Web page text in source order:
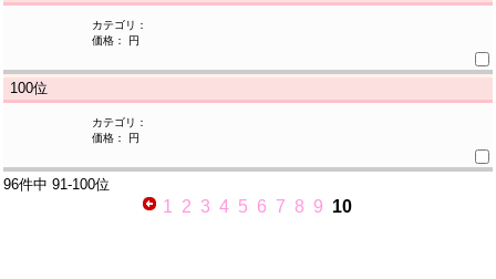
カテゴリ：
価格： 円
100位
カテゴリ：
価格： 円
96件中 91-100位
1 2 3 4 5 6 7 8 9 10